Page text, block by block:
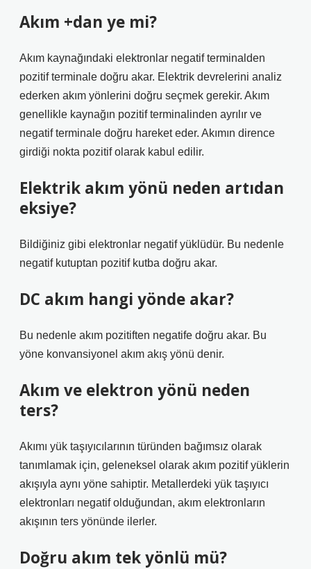
Akım +dan ye mi?
Akım kaynağındaki elektronlar negatif terminalden
pozitif terminale doğru akar. Elektrik devrelerini analiz
ederken akım yönlerini doğru seçmek gerekir. Akım
genellikle kaynağın pozitif terminalinden ayrılır ve
negatif terminale doğru hareket eder. Akımın dirence
girdiği nokta pozitif olarak kabul edilir.
Elektrik akım yönü neden artıdan
eksiye?
Bildiğiniz gibi elektronlar negatif yüklüdür. Bu nedenle
negatif kutuptan pozitif kutba doğru akar.
DC akım hangi yönde akar?
Bu nedenle akım pozitiften negatife doğru akar. Bu
yöne konvansiyonel akım akış yönü denir.
Akım ve elektron yönü neden
ters?
Akımı yük taşıyıcılarının türünden bağımsız olarak
tanımlamak için, geleneksel olarak akım pozitif yüklerin
akışıyla aynı yöne sahiptir. Metallerdeki yük taşıyıcı
elektronları negatif olduğundan, akım elektronların
akışının ters yönünde ilerler.
Doğru akım tek yönlü mü?